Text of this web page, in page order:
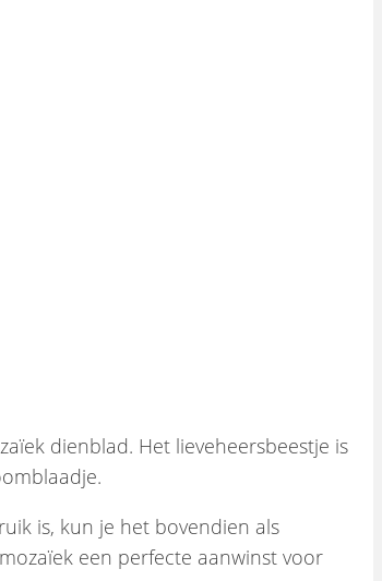
dienblad. Het lieveheersbeestje is
is, kun je het bovendien als
een perfecte aanwinst voor